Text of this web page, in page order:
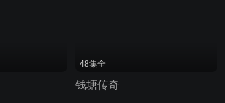
48集全
钱塘传奇